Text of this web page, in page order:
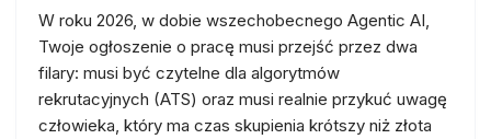
W roku 2026, w dobie wszechobecnego Agentic AI,
Twoje ogłoszenie o pracę musi przejść przez dwa
filary: musi być czytelne dla algorytmów
rekrutacyjnych (ATS) oraz musi realnie przykuć uwagę
człowieka, który ma czas skupienia krótszy niż złota